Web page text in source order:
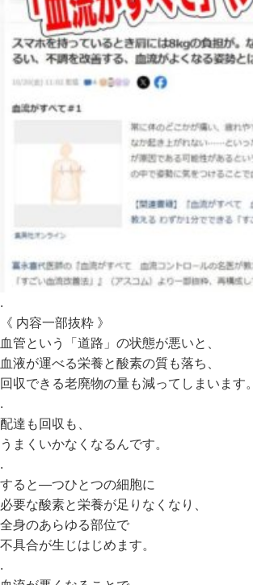
.
《 内容一部抜粋 》
血管という「道路」の状態が悪いと、
血液が運べる栄養と酸素の質も落ち、
回収できる老廃物の量も減ってしまいます。
.
配達も回収も、
うまくいかなくなるんです。
.
すると―つひとつの細胞に
必要な酸素と栄養が足りなくなり、
全身のあらゆる部位で
不具合が生じはじめます。
.